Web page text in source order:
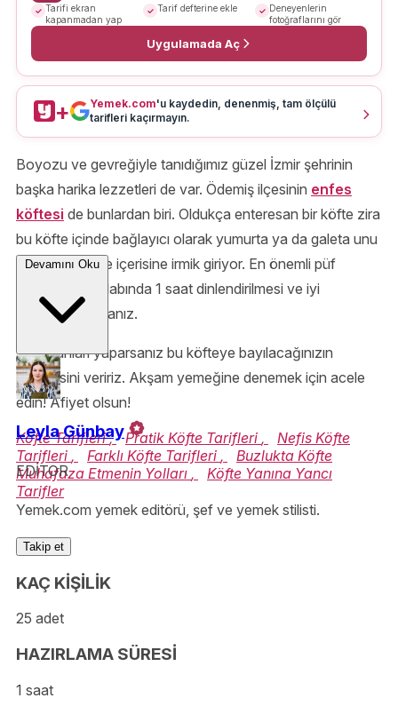
Tarifi ekran
kapanmadan yap
Tarif defterine ekle
Deneyenlerin
fotoğraflarını gör
Uygulamada Aç
+ Yemek.com'u kaydedin, denenmiş, tam ölçülü
tarifleri kaçırmayın.
Boyozu ve gevreğiyle tanıdığımız güzel İzmir şehrinin
başka harika lezzetleri de var. Ödemiş ilçesinin enfes
köftesi de bunlardan biri. Oldukça enteresan bir köfte zira
bu köfte içinde bağlayıcı olarak yumurta ya da galeta unu
kullanılmıyor ve içerisine irmik giriyor. En önemli püf
noktası buzdolabında 1 saat dinlendirilmesi ve iyi
yoğurmuş olmanız.
Tüm bunları yaparsanız bu köfteye bayılacağınızın
garantisini veririz. Akşam yemeğine denemek için acele
edin! Afiyet olsun!
Köfte Tarifleri, Pratik Köfte Tarifleri ,
Nefis Köfte
Tarifleri , Farklı Köfte Tarifleri ,
Buzlukta Köfte
Muhafaza Etmenin Yolları ,
Köfte Yanına Yancı
Tarifler
Devamını Oku
Leyla Günbay
EDİTOR
Yemek.com yemek editörü, şef ve yemek stilisti.
Takip et
KAÇ KİŞİLİK
25 adet
HAZIRLAMA SÜRESİ
1 saat